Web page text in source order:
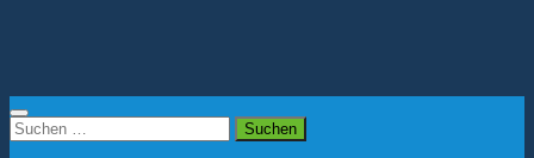
Suchen
nach: